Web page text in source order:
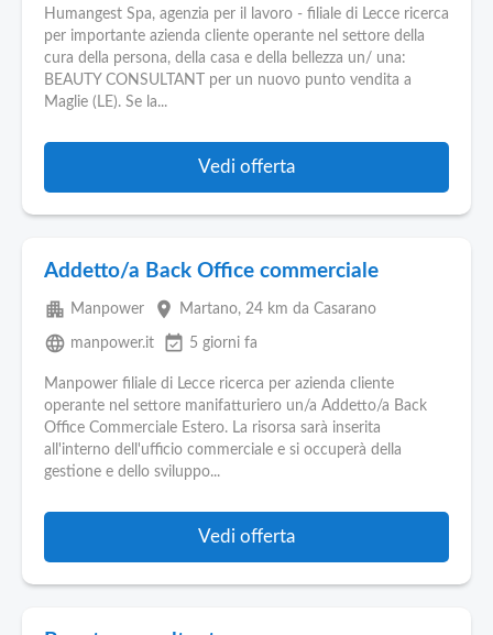
Humangest Spa, agenzia per il lavoro - filiale di Lecce ricerca
per importante azienda cliente operante nel settore della
cura della persona, della casa e della bellezza un/ una:
BEAUTY CONSULTANT per un nuovo punto vendita a
Maglie (LE). Se la...
Vedi offerta
Addetto/a Back Office commerciale
apartment Manpower place Martano, 24 km da Casarano
language manpower.it event_available 5 giorni fa
Manpower filiale di Lecce ricerca per azienda cliente
operante nel settore manifatturiero un/a Addetto/a Back
Office Commerciale Estero. La risorsa sarà inserita
all'interno dell'ufficio commerciale e si occuperà della
gestione e dello sviluppo...
Vedi offerta